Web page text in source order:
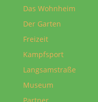
Das Wohnheim
Der Garten
Freizeit
Kampfsport
Langsamstraße
Museum